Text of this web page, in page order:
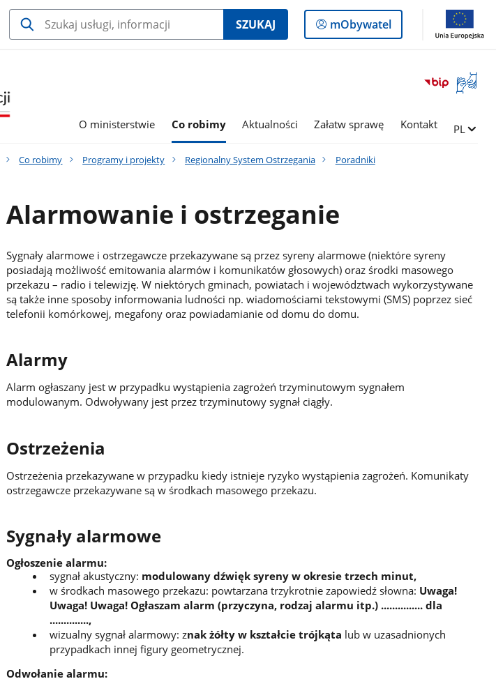
SZUKAJ
Logowanie
do
mObywatel
Otwórz
okno
języka
O ministerstwie Co robimy Aktualności Załatw sprawę Kontakt Zmień
PL
Co robimy Programy i projekty Regionalny System Ostrzegania
Poradniki
Alarmowanie i ostrzeganie
Sygnały alarmowe i ostrzegawcze przekazywane są przez syreny alarmowe (niektóre syreny
posiadają możliwość emitowania alarmów i komunikatów głosowych) oraz środki masowego
przekazu – radio i telewizję. W niektórych gminach, powiatach i województwach wykorzystywane
są także inne sposoby informowania ludności np. wiadomościami tekstowymi (SMS) poprzez sieć
telefonii komórkowej, megafony oraz powiadamianie od domu do domu.
Alarmy
Alarm ogłaszany jest w przypadku wystąpienia zagrożeń trzyminutowym sygnałem
modulowanym. Odwoływany jest przez trzyminutowy sygnał ciągły.
Ostrzeżenia
Ostrzeżenia przekazywane w przypadku kiedy istnieje ryzyko wystąpienia zagrożeń. Komunikaty
ostrzegawcze przekazywane są w środkach masowego przekazu.
Sygnały alarmowe
Ogłoszenie alarmu:
sygnał akustyczny: modulowany dźwięk syreny w okresie trzech minut,
w środkach masowego przekazu: powtarzana trzykrotnie zapowiedź słowna: Uwaga!
Uwaga! Uwaga! Ogłaszam alarm (przyczyna, rodzaj alarmu itp.) ............... dla
..............,
wizualny sygnał alarmowy: znak żółty w kształcie trójkąta lub w uzasadnionych
przypadkach innej figury geometrycznej.
Odwołanie alarmu: